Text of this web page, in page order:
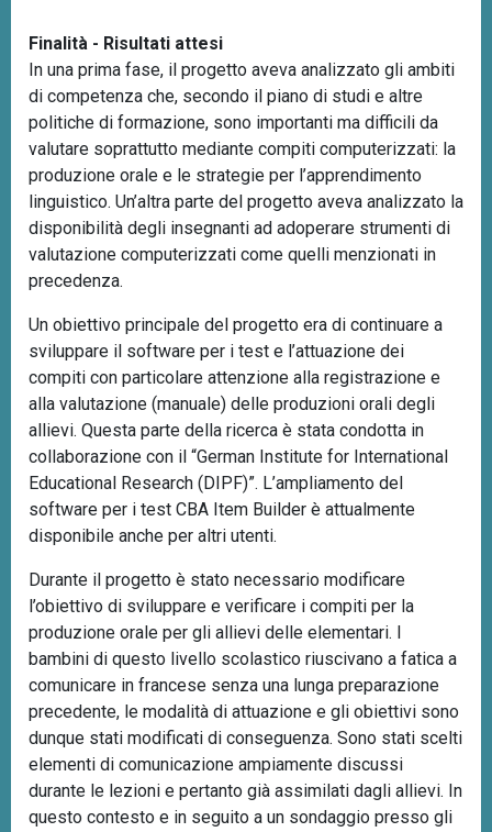
Finalità - Risultati attesi
In una prima fase, il progetto aveva analizzato gli ambiti
di competenza che, secondo il piano di studi e altre
politiche di formazione, sono importanti ma difficili da
valutare soprattutto mediante compiti computerizzati: la
produzione orale e le strategie per l’apprendimento
linguistico. Un’altra parte del progetto aveva analizzato la
disponibilità degli insegnanti ad adoperare strumenti di
valutazione computerizzati come quelli menzionati in
precedenza.
Un obiettivo principale del progetto era di continuare a
sviluppare il software per i test e l’attuazione dei
compiti con particolare attenzione alla registrazione e
alla valutazione (manuale) delle produzioni orali degli
allievi. Questa parte della ricerca è stata condotta in
collaborazione con il “German Institute for International
Educational Research (DIPF)”. L’ampliamento del
software per i test CBA Item Builder è attualmente
disponibile anche per altri utenti.
Durante il progetto è stato necessario modificare
l’obiettivo di sviluppare e verificare i compiti per la
produzione orale per gli allievi delle elementari. I
bambini di questo livello scolastico riuscivano a fatica a
comunicare in francese senza una lunga preparazione
precedente, le modalità di attuazione e gli obiettivi sono
dunque stati modificati di conseguenza. Sono stati scelti
elementi di comunicazione ampiamente discussi
durante le lezioni e pertanto già assimilati dagli allievi. In
questo contesto e in seguito a un sondaggio presso gli